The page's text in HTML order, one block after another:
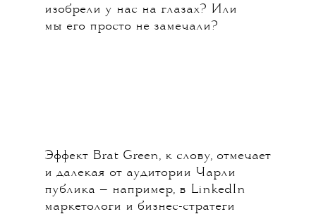
изобрели у нас на глазах? Или
мы его просто не замечали?
Эффект Brat Green, к слову, отмечает
и далекая от аудитории Чарли
публика — например, в LinkedIn
маркетологи и бизнес-стратеги